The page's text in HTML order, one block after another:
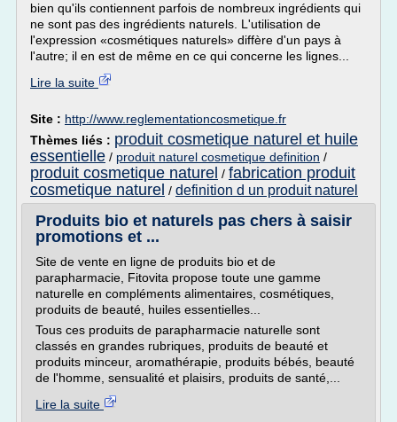
bien qu'ils contiennent parfois de nombreux ingrédients qui
ne sont pas des ingrédients naturels. L'utilisation de
l'expression «cosmétiques naturels» diffère d'un pays à
l'autre; il en est de même en ce qui concerne les lignes...
Lire la suite
Site : http://www.reglementationcosmetique.fr
Thèmes liés : produit cosmetique naturel et huile
essentielle / produit naturel cosmetique definition /
produit cosmetique naturel / fabrication produit
cosmetique naturel / definition d un produit naturel
Produits bio et naturels pas chers à saisir
promotions et ...
Site de vente en ligne de produits bio et de
parapharmacie, Fitovita propose toute une gamme
naturelle en compléments alimentaires, cosmétiques,
produits de beauté, huiles essentielles...
Tous ces produits de parapharmacie naturelle sont
classés en grandes rubriques, produits de beauté et
produits minceur, aromathérapie, produits bébés, beauté
de l'homme, sensualité et plaisirs, produits de santé,...
Lire la suite